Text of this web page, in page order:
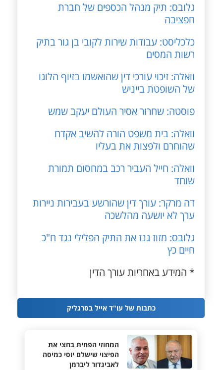
גלובס: תיק מנהל הכספים של חברת
חפציבה
כלכליסט: עבודות שירות לקובי בן גור בתיק
רשות המסים
וואלה: זיכוי עורכי דין שהואשמו בזיוף הלוגו
של השופטת בייניש
פוסטה: שחרור אסיר העולם יעקב שמש
וואלה: בית משפט הורה להשיב אקדח
שהוחרם ולפצות את בעליו
וואלה: חייל העביר רכב במחסום תמורת
שוחד
דה מרקר: עורך דין שהורשע בעבירות ניירות
ערך לא יושעה מהלשכה
גלובס: מזוז גנז את התיק הפלילי נגד ח"כ
חיים כץ
* המידע באחריות עורך הדין
כתבות של עו"ד אייל בסרגליק
המחוזי הפחית בחצי את
הפיצוי שישלם יוסי כמיסה
לאביגדור ליברמן